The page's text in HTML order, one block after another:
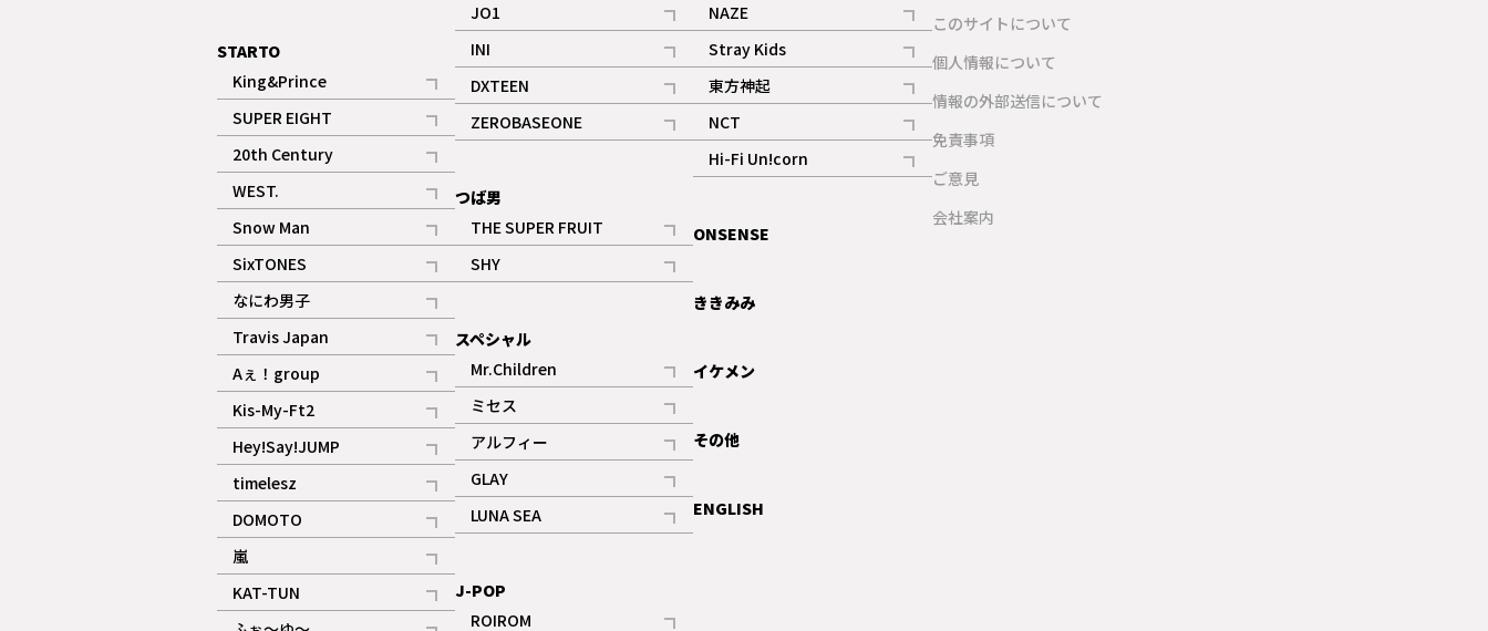
STARTO
King&Prince
記事
SUPER EIGHT
記事
20th Century
記事
WEST.
記事
Snow Man
記事
ギャラリー
SixTONES
記事
ギャラリー
なにわ男子
記事
Travis Japan
記事
Aぇ！group
記事
Kis-My-Ft2
記事
ギャラリー
Hey!Say!JUMP
記事
timelesz
記事
DOMOTO
記事
嵐
記事
KAT-TUN
記事
JO1
記事
ギャラリー
INI
記事
ギャラリー
DXTEEN
記事
ギャラリー
ZEROBASEONE
記事
つば男
THE SUPER FRUIT
記事
ギャラリー
SHY
記事
スペシャル
Mr.Children
記事
ミセス
記事
アルフィー
記事
GLAY
記事
LUNA SEA
記事
J-POP
ROIROM
NAZE
記事
Stray Kids
記事
東方神起
記事
NCT
記事
Hi-Fi Un!corn
記事
ONSENSE
ききみみ
イケメン
その他
ENGLISH
このサイトについて
個人情報について
情報の外部送信について
免責事項
ご意見
会社案内